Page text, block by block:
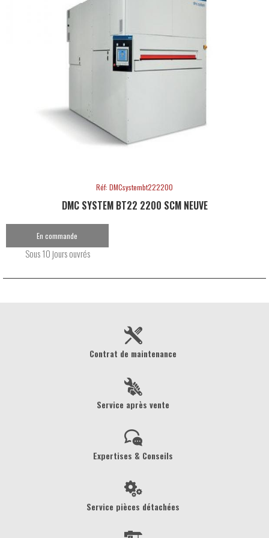
Réf: DMCsystembt222200
DMC SYSTEM BT22 2200 SCM NEUVE
En commande
Sous 10 jours ouvrés
Contrat de maintenance
Service après vente
Expertises & Conseils
Service pièces détachées